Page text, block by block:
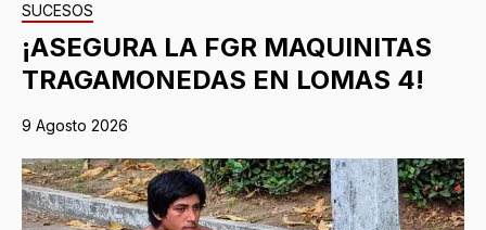
SUCESOS
¡ASEGURA LA FGR MAQUINITAS
TRAGAMONEDAS EN LOMAS 4!
9 Agosto 2026